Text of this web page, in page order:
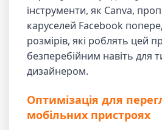
інструменти, як Canva,
каруселей Facebook
розмірів, які роблять цей
безперебійним навіть для
дизайнером.
Оптимізація для
мобільних пристроях